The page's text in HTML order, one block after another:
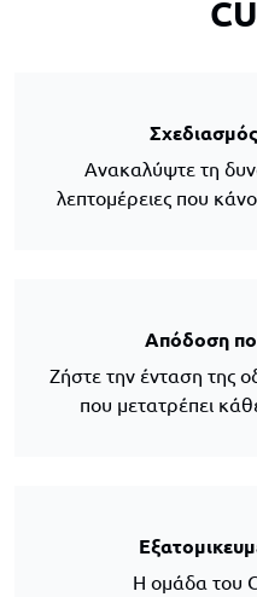
Ανακαλύψτε τη
λεπτομέρειες που
Απόδοση
Ζήστε την ένταση της
που μετατρέπει
Η ομάδα του